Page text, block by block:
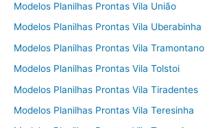
Modelos Planilhas Prontas Vila União
Modelos Planilhas Prontas Vila Uberabinha
Modelos Planilhas Prontas Vila Tramontano
Modelos Planilhas Prontas Vila Tolstoi
Modelos Planilhas Prontas Vila Tiradentes
Modelos Planilhas Prontas Vila Teresinha